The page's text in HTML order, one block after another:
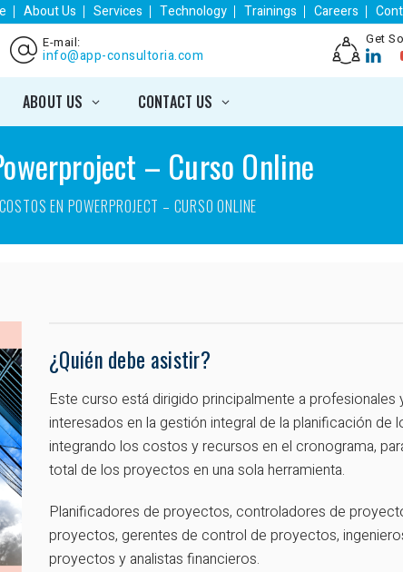
About Us Services Technology Trainings Careers
E-mail:
info@app-consultoria.com
Get
ABOUT US CONTACT US
– Curso Online
EN POWERPROJECT – CURSO ONLINE
¿Quién debe asistir?
Este curso está dirigido principalmente a profesionales
interesados en la gestión integral de la planificación de
integrando los costos y recursos en el cronograma,
total de los proyectos en una sola herramienta.
Planificadores de proyectos, controladores de
proyectos, gerentes de control de proyectos,
proyectos y analistas financieros.